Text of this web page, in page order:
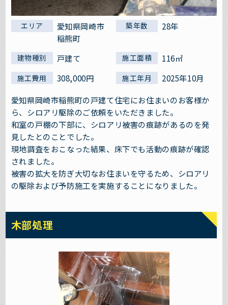
エリア
愛知県岡崎市
稲熊町
築年数 28年
建物種別 戸建て 施工面積 116㎡
施工費用 308,000円 施工年月
2025年10月
愛知県岡崎市稲熊町の戸建て住宅にお住まいのお客様か
ら、シロアリ駆除のご依頼をいただきました。
和室の戸棚の下部に、シロアリ被害の痕跡があるのを発
見したとのことでした。
現地調査をおこなった結果、床下でも活動の痕跡が確認
されました。
被害の拡大を防ぎ大切なお住まいを守るため、シロアリ
の駆除および予防施工を実施することになりました。
木部処理